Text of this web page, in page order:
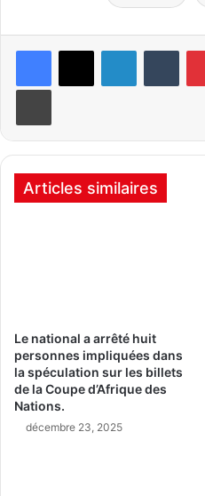
Articles similaires
Le national a arrêté huit
personnes impliquées dans
la spéculation sur les billets
de la Coupe d’Afrique des
Nations.
décembre 23, 2025